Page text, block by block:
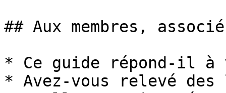
## Aux membres,
* Ce guide répond-il à
* Avez-vous relevé des